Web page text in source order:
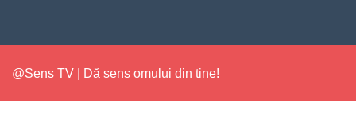
@Sens TV | Dă sens omului din tine!